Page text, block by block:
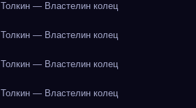
— Властелин колец
— Властелин колец
— Властелин колец
— Властелин колец